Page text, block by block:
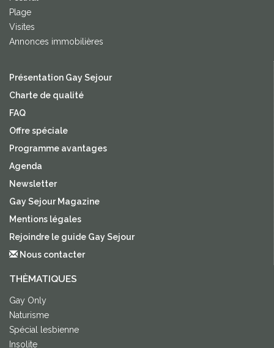
Plage
Visites
Annonces immobilières
Présentation Gay Sejour
Charte de qualité
FAQ
Offre spéciale
Programme avantages
Agenda
Newsletter
Gay Sejour Magazine
Mentions légales
Rejoindre le guide Gay Sejour
Nous contacter
THÈMATIQUES
Gay Only
Naturisme
Spécial lesbienne
Insolite